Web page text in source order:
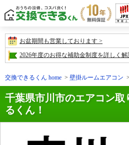
お盆期間も営業しております
2026年度のお得な補助金制度を詳しく解
交換できるくん home 壁掛ルームエアコン
千葉県市川市のエアコン取
るくん！